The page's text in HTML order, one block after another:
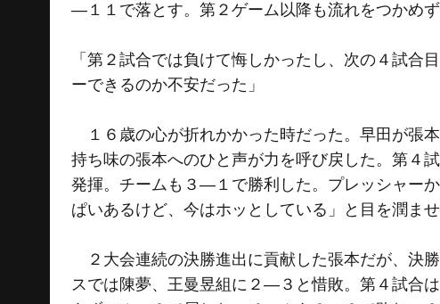
―１１で落とす。第２ゲーム以降も流れをつかめ
「第２試合では負けて悔しかったし、次の４試合
ーできるのか不安だった」
１６歳の心が折れかかった時だった。早田が張
持ち味の張本へのひと声が力を呼び戻した。第４
発揮。チームも３―１で勝利した。プレッシャー
ぱいあるけど、今はホッとしている」と目を潤ませ
２大会連続の決勝進出に貢献した張本だが、決
スでは陳夢、王曼昱組に２―３と惜敗。第４試合